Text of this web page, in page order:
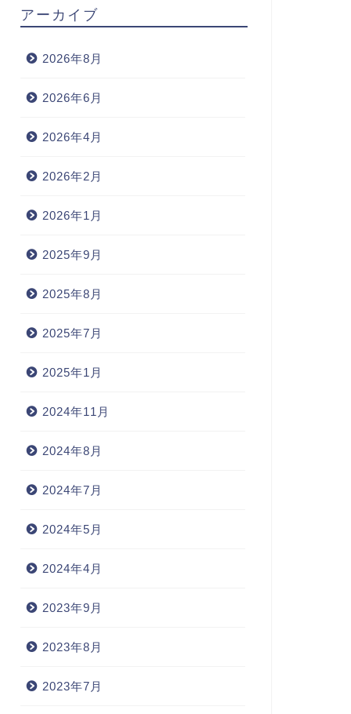
アーカイブ
2026年8月
2026年6月
2026年4月
2026年2月
2026年1月
2025年9月
2025年8月
2025年7月
2025年1月
2024年11月
2024年8月
2024年7月
2024年5月
2024年4月
2023年9月
2023年8月
2023年7月